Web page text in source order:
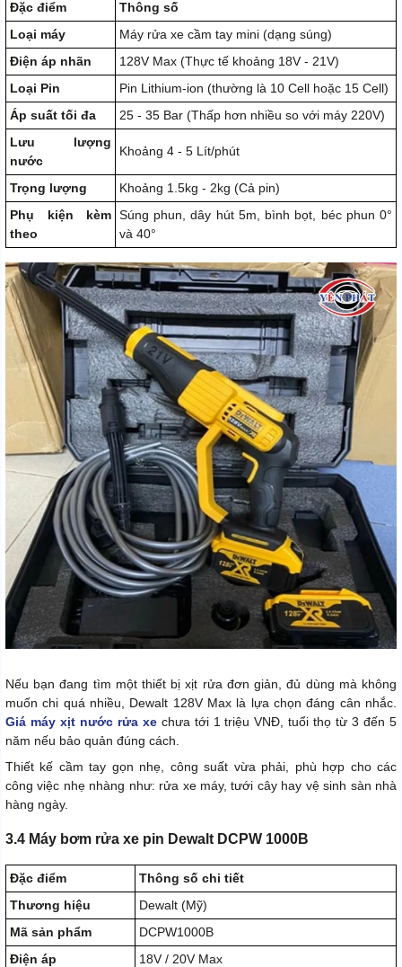
Đặc điểm
Thông số
Loại máy
Máy rửa xe cầm tay mini (dạng súng)
Điện áp nhãn
128V Max (Thực tế khoảng 18V - 21V)
Loại Pin
Pin Lithium-ion (thường là 10 Cell hoặc 15 Cell)
Áp suất tối đa
25 - 35 Bar (Thấp hơn nhiều so với máy 220V)
Lưu lượng
nước
Khoảng 4 - 5 Lít/phút
Trọng lượng
Khoảng 1.5kg - 2kg (Cả pin)
Phụ kiện kèm
theo
Súng phun, dây hút 5m, bình bọt, béc phun 0°
và 40°
Nếu bạn đang tìm một thiết bị xịt rửa đơn giản, đủ dùng mà không
muốn chi quá nhiều, Dewalt 128V Max là lựa chọn đáng cân nhắc.
Giá máy xịt nước rửa xechưa tới 1 triệu VNĐ, tuổi thọ từ 3 đến 5
năm nếu bảo quản đúng cách.
Thiết kế cầm tay gọn nhẹ, công suất vừa phải, phù hợp cho các
công việc nhẹ nhàng như: rửa xe máy, tưới cây hay vệ sinh sàn nhà
hàng ngày.
3.4 Máy bơm rửa xe pin Dewalt DCPW 1000B
Đặc điểm
Thông số chi tiết
Thương hiệu
Dewalt (Mỹ)
Mã sản phẩm
DCPW1000B
Điện áp
18V / 20V Max